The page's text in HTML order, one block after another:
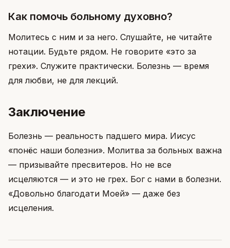
Как помочь больному духовно?
Молитесь с ним и за него. Слушайте, не читайте
нотации. Будьте рядом. Не говорите «это за
грехи». Служите практически. Болезнь — время
для любви, не для лекций.
Заключение
Болезнь — реальность падшего мира. Иисус
«понёс наши болезни». Молитва за больных важна
— призывайте пресвитеров. Но не все
исцеляются — и это не грех. Бог с нами в болезни.
«Довольно благодати Моей» — даже без
исцеления.